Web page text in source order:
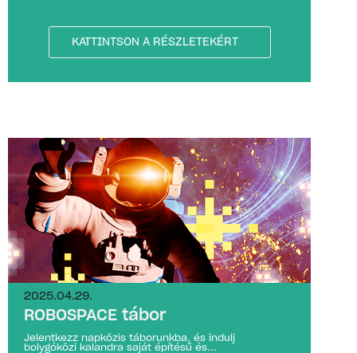
KATTINTSON A RÉSZLETEKÉRT
2025.04.29.
ROBOSPACE tábor
Jelentkezz napközis táborunkba, és indulj
bolygóközi kalandra saját építésű és...